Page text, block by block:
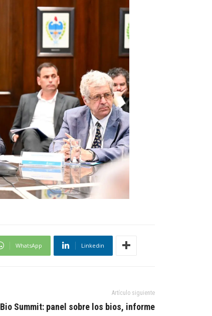
WhatsApp Linkedin
Artículo siguiente
Bio Summit: panel sobre los bios, informe